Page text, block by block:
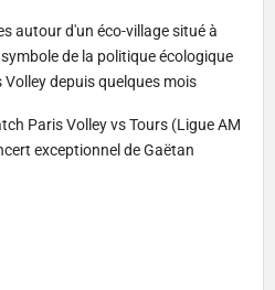
autour d'un éco-village situé à
de la politique écologique
Volley depuis quelques mois
Paris Volley vs Tours (Ligue AM
exceptionnel de Gaëtan